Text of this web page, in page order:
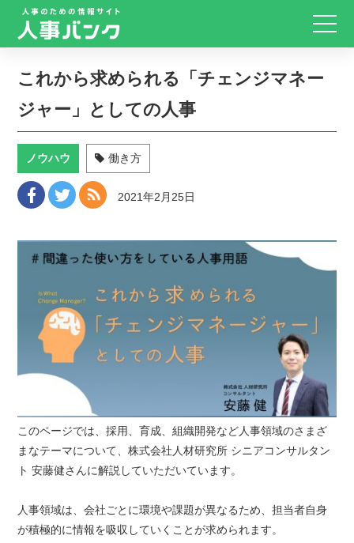
これから求められる「チェンジマネー
ジャー」としての人事
ノウハウ 働き方
2021年2月25日
このページでは、採用、育成、組織開発など人事領域のさまざ
まなテーマについて、株式会社人材研究所 シニアコンサルタン
ト 安藤健さんに解説していただいています。
人事領域は、会社ごとに環境や課題が異なるため、担当者自身
が積極的に情報を吸収していくことが求められます。